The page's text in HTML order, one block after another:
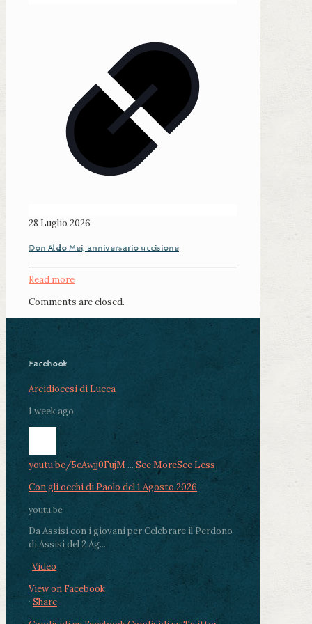
28 Luglio 2026
Don Aldo Mei, anniversario uccisione
Read more
Comments are closed.
Facebook
Arcidiocesi di Lucca
1 week ago
youtu.be/5cAwjj0FujM ... See MoreSee Less
Con gli occhi di Paolo del 1 Agosto 2026
youtu.be
Da Assisi con i giovani per Celebrare il Perdono
di Assisi del 2 Ag...
Video
View on Facebook
· Share